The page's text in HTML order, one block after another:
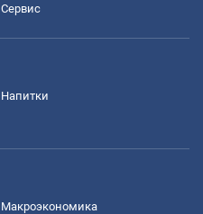
Сервис
Напитки
Mакроэкономика